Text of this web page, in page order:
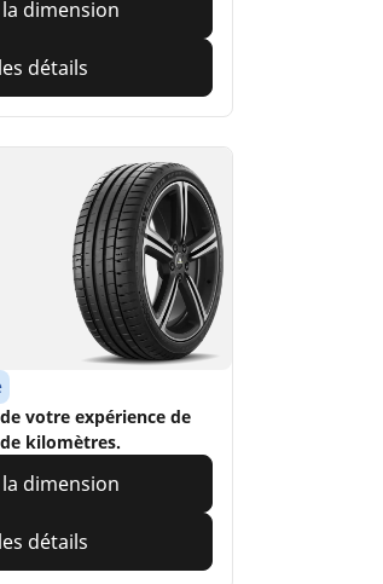
dimension
détails
votre expérience de
kilomètres.
dimension
détails